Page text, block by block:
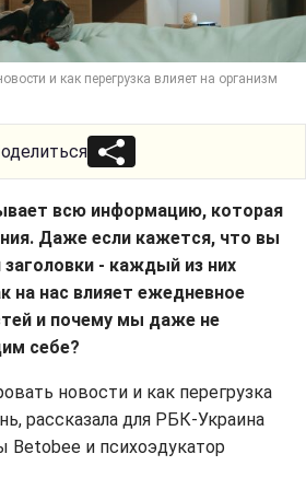
и как перегрузка влияет на организм
всю информацию, которая
Даже если кажется, что вы
- каждый из них
на нас влияет ежедневное
и почему мы даже не
себе?
новости и как перегрузка
рассказала для РБК-Украина
Betobee и психоэдукатор